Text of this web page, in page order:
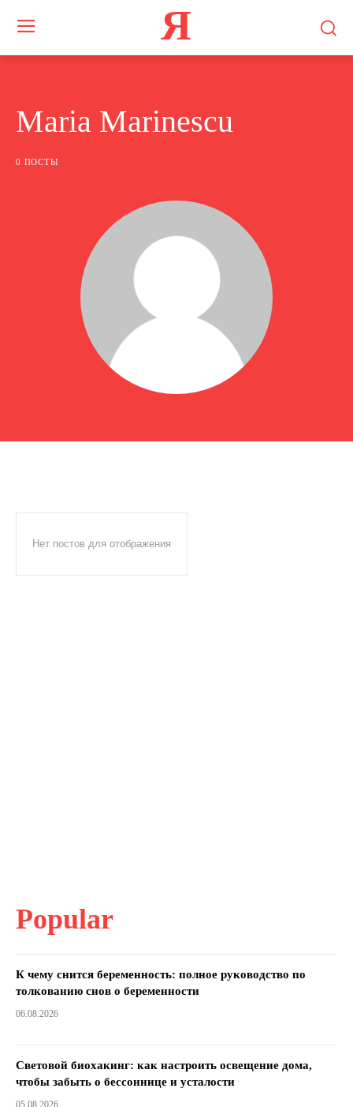
Я
Maria Marinescu
0 ПОСТЫ
Нет постов для отображения
Popular
К чему снится беременность: полное руководство по
толкованию снов о беременности
06.08.2026
Световой биохакинг: как настроить освещение дома,
чтобы забыть о бессоннице и усталости
05.08.2026